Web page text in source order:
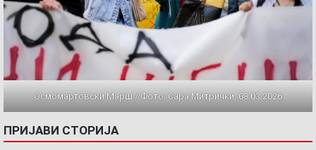
Осмомартовски Марш / Фото: Сара Митрички, 08.03.2026
ПРИЈАВИ СТОРИЈА